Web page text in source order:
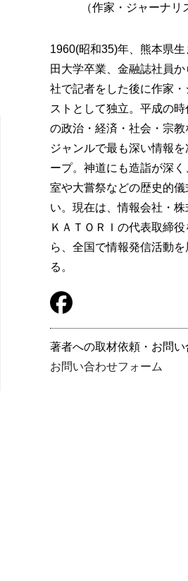
（作家・ジャーナリ
1960(昭和35)年、熊本県生
田大学卒業、金融誌社員か
社で記者をした後に作家・
ストとして独立。平成の
の政治・経済・社会・宗教
ジャンルで最も深い情報を
ープ。神道にも造詣が深く
室や大嘗祭などの歴史的儀
い。現在は、情報会社・株
ＫＡＴＯＲＩの代表取締
ら、全国で情報発信活動
る。
著者への取材依頼・お問い
お問い合わせフォーム